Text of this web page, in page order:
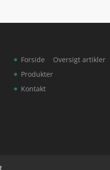
Forside
Produkter
Kontakt
Oversigt artikler